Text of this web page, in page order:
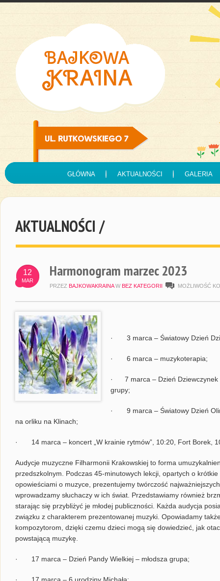
GŁÓWNA AKTUALNOŚCI GALERIA
AKTUALNOŚCI /
12
MAR
Harmonogram marzec 2023
PRZEZ BAJKOWAKRAINA W BEZ KATEGORII MOŻLIWOŚĆ
· 3 marca – Światowy Dzień
· 6 marca – muzykoterapia;
· 7 marca – Dzień Dziewczynek i
grupy;
· 9 marca – Światowy Dzień
na orliku na Klinach;
· 14 marca – koncert „W krainie rytmów”, 10:20, Fort Borek,
Audycje muzyczne Filharmonii Krakowskiej to forma
przedszkolnym. Podczas 45-minutowych lekcji, opartych o
opowieściami o muzyce, prezentujemy twórczość
wprowadzamy słuchaczy w ich świat. Przedstawiamy również
starając się przybliżyć je młodej publiczności. Każda audycja
związku z charakterem prezentowanej muzyki. Opowiadamy
kompozytorom, dzięki czemu dzieci mogą się dowiedzieć, jak
powstającą muzykę.
· 17 marca – Dzień Pandy Wielkiej – młodsza grupa;